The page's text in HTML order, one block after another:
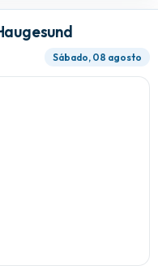
Sábado, 08 agosto